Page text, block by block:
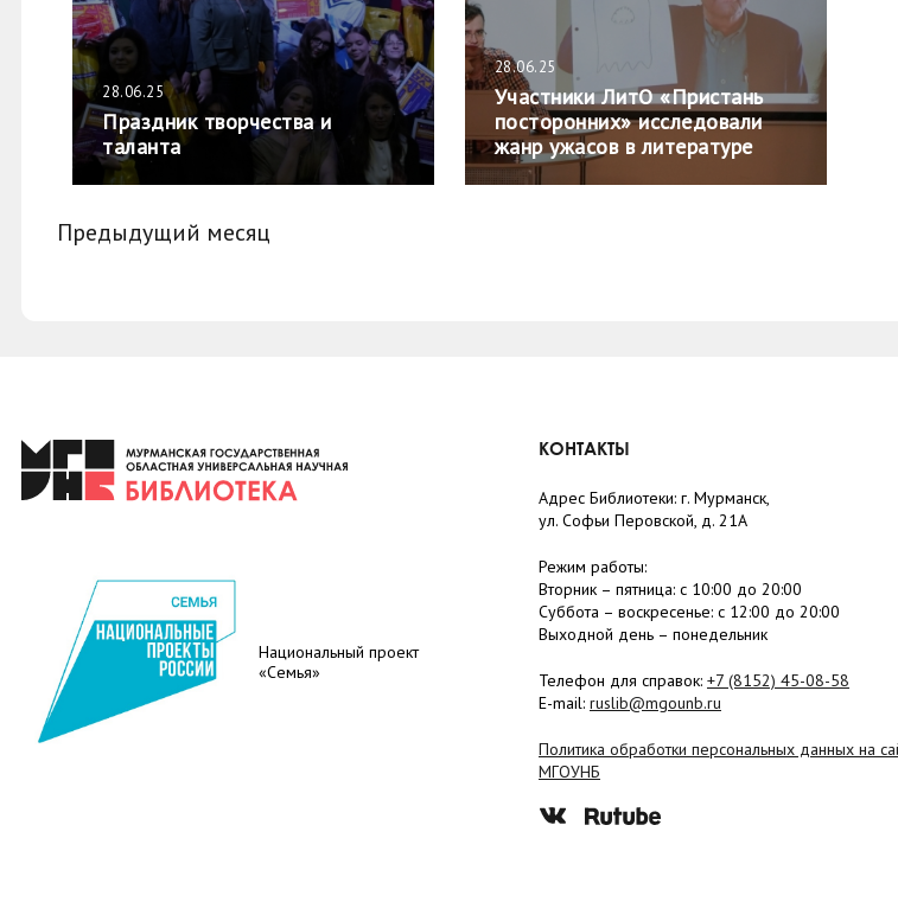
28.06.25
Праздник творчества и
таланта
28.06.25
Участники ЛитО «Пристань
посторонних» исследовали
жанр ужасов в литературе
Предыдущий месяц
Национальный проект
«Семья»
КОНТАКТЫ
Адрес Библиотеки: г. Мурманск,
ул. Софьи Перовской, д. 21А
Режим работы:
Вторник – пятница: с 10:00 до 20:00
Суббота – воскресенье: c 12:00 до 20:00
Выходной день – понедельник
Телефон для справок: +7 (8152) 45-08-58
E-mail: ruslib@mgounb.ru
Политика обработки персональных данных на
МГОУНБ